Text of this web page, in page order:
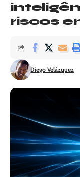
riscos
Diego Velázquez